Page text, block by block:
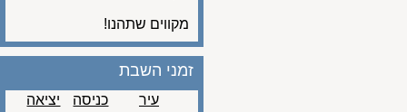
מקווים שתהנו!
זמני השבת
עיר כניסה
יציאה